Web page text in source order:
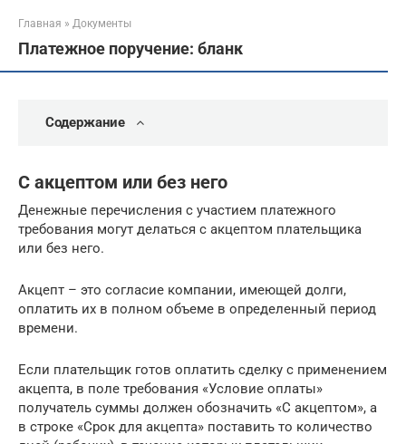
Главная » Документы
Платежное поручение: бланк
Содержание
С акцептом или без него
Денежные перечисления с участием платежного
требования могут делаться с акцептом плательщика
или без него.
Акцепт – это согласие компании, имеющей долги,
оплатить их в полном объеме в определенный период
времени.
Если плательщик готов оплатить сделку с применением
акцепта, в поле требования «Условие оплаты»
получатель суммы должен обозначить «С акцептом», а
в строке «Срок для акцепта» поставить то количество